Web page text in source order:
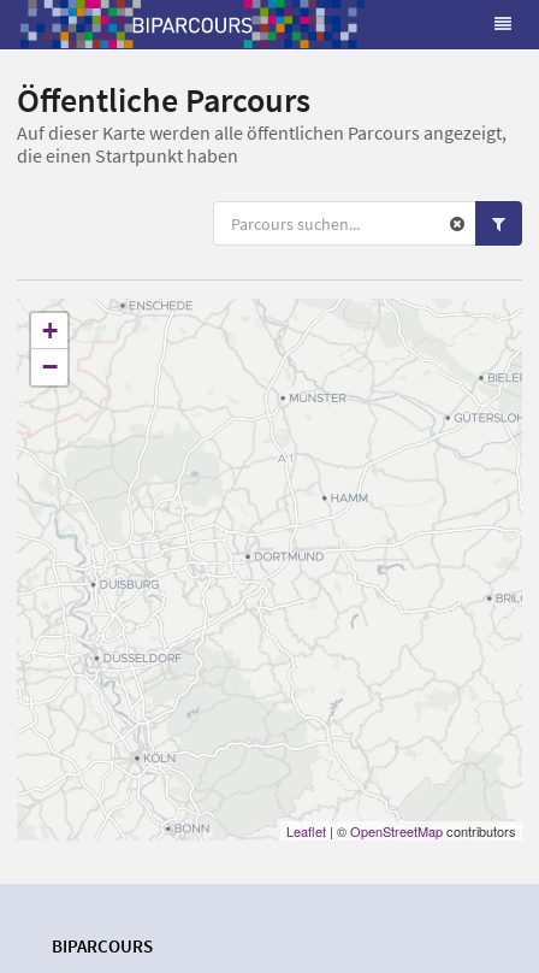
Öffentliche Parcours
Auf dieser Karte werden alle öffentlichen Parcours angezeigt,
die einen Startpunkt haben
+
−
Leaflet | ©OpenStreetMapcontributors
BIPARCOURS